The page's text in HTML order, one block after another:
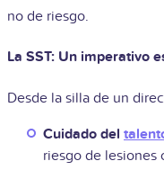
no de riesgo.
La SST: Un imperativo
Desde la silla de un
Cuidado del
riesgo de lesiones